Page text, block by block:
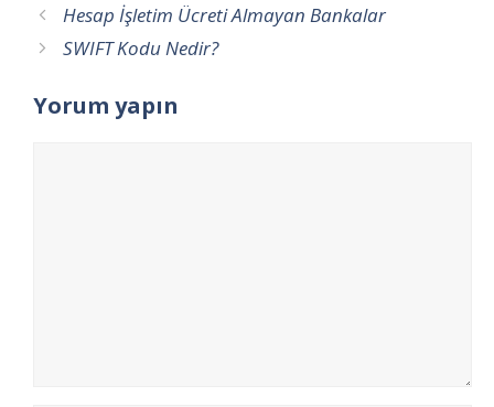
Hesap İşletim Ücreti Almayan Bankalar
SWIFT Kodu Nedir?
Yorum yapın